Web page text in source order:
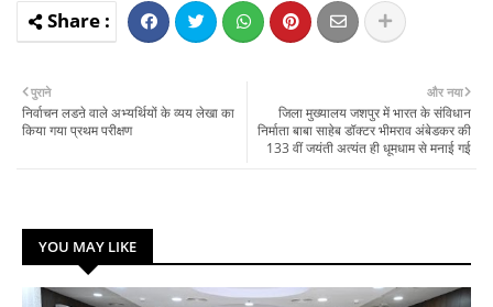
और नया
जिला मुख्यालय जशपुर में भारत के संविधान
निर्माता बाबा साहेब डॉक्टर भीमराव अंबेडकर की
133 वीं जयंती अत्यंत ही धूमधाम से मनाई गई
पुराने
निर्वाचन लडऩे वाले अभ्यर्थियों के व्यय लेखा का
किया गया प्रथम परीक्षण
YOU MAY LIKE